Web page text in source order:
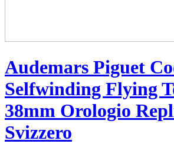
Audemars Piguet
Selfwinding Flying
38mm Orologio
Svizzero